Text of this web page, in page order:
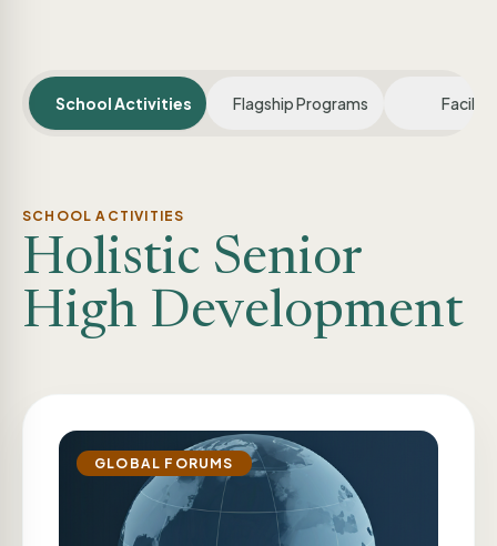
School Activities Flagship Programs
SCHOOL ACTIVITIES
Holistic Senior
High Development
GLOBAL FORUMS